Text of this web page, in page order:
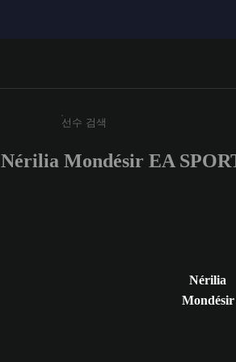
최소 3자 이상의 문자 또
Nérilia Mondésir EA
Nérilia
Mondésir